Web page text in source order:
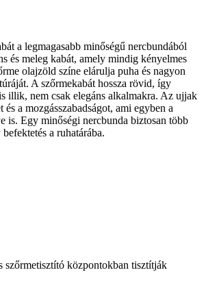
a legmagasabb minőségű nercbundából
és meleg kabát, amely mindig kényelmes
olajzöld színe elárulja puha és nagyon
A szőrmekabát hossza rövid, így
illik, nem csak elegáns alkalmakra. Az ujjak
a mozgásszabadságot, ami egyben a
is. Egy minőségi nercbunda biztosan több
a ruhatárába.
szőrmetisztító központokban tisztítják